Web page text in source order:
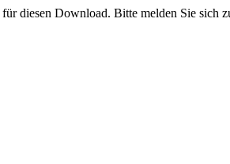
für diesen Download. Bitte melden Sie sich